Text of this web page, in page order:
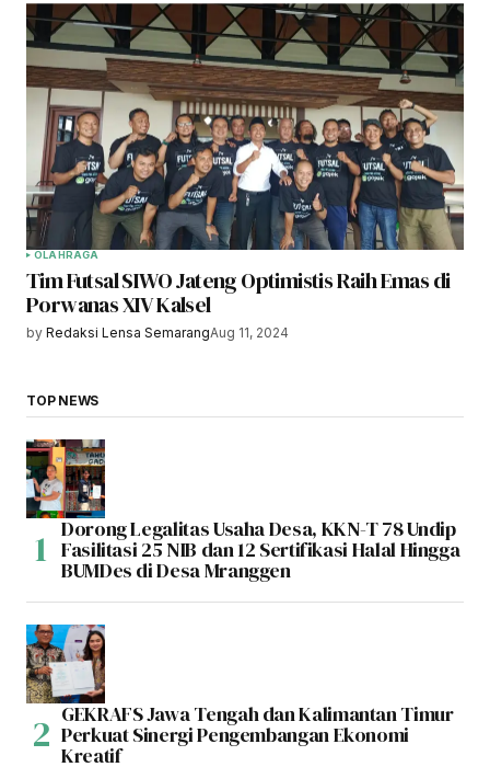
OLAHRAGA
Tim Futsal SIWO Jateng Optimistis Raih Emas di
Porwanas XIV Kalsel
by Redaksi Lensa SemarangAug 11, 2024
TOP NEWS
Dorong Legalitas Usaha Desa, KKN-T 78 Undip
Fasilitasi 25 NIB dan 12 Sertifikasi Halal Hingga
BUMDes di Desa Mranggen
GEKRAFS Jawa Tengah dan Kalimantan Timur
Perkuat Sinergi Pengembangan Ekonomi
Kreatif